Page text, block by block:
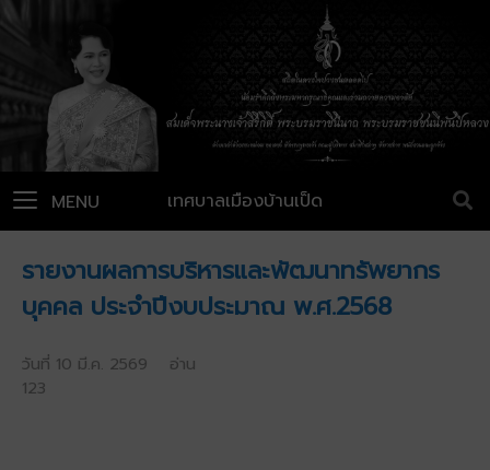
เทศบาลเมืองบ้านเป็ด
MENU
รายงานผลการบริหารและพัฒนาทรัพยากร
บุคคล ประจำปีงบประมาณ พ.ศ.2568
วันที่ 10 มี.ค. 2569 อ่าน
123